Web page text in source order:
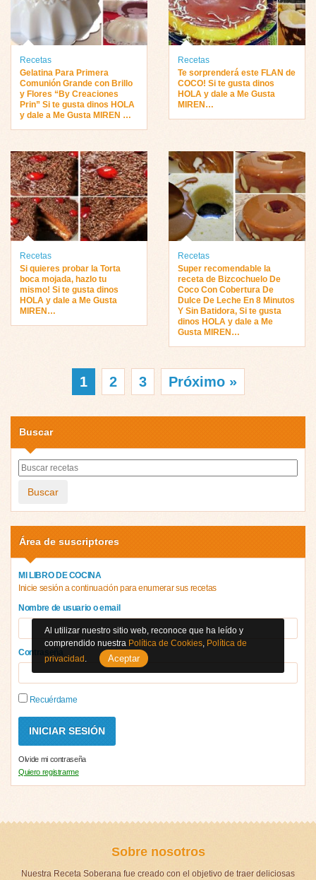
Recetas
Gelatina Para Primera
Comunión Grande con Brillo
y Flores “By Creaciones
Prin” Si te gusta dinos HOLA
y dale a Me Gusta MIREN …
Recetas
Te sorprenderá este FLAN de
COCO! Si te gusta dinos
HOLA y dale a Me Gusta
MIREN…
Recetas
Si quieres probar la Torta
boca mojada, hazlo tu
mismo! Si te gusta dinos
HOLA y dale a Me Gusta
MIREN…
Recetas
Super recomendable la
receta de Bizcochuelo De
Coco Con Cobertura De
Dulce De Leche En 8 Minutos
Y Sin Batidora, Si te gusta
dinos HOLA y dale a Me
Gusta MIREN…
1 2 3 Próximo »
Buscar
Buscar
Área de suscriptores
MI LIBRO DE COCINA
Inicie sesión a continuación para enumerar sus recetas
Nombre de usuario o email
Contraseña
Recuérdame
Olvide mi contraseña
Quiero registrarme
Sobre nosotros
Nuestra Receta Soberana fue creado con el objetivo de traer deliciosas
Al utilizar nuestro sitio web, reconoce que ha leído y
comprendido nuestra Política de Cookies Política de
privacidad
Aceptar